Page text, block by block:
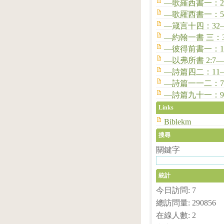
—歌羅西書一：
—歌羅西書一：
—箴言十四：
—約翰一書 三
—彼得前書一：
—以弗所書 2:7—
—詩篇四二：
—詩篇一一二：
—詩篇九十一：
Links
Biblekm
搜尋
關鍵字
統計
今日訪問: 7
總訪問量: 290856
在線人數: 2